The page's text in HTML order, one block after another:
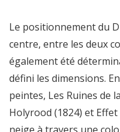
Le positionnement du
centre, entre les deux
également été
défini les dimensions.
peintes, Les Ruines de
Holyrood (1824) et